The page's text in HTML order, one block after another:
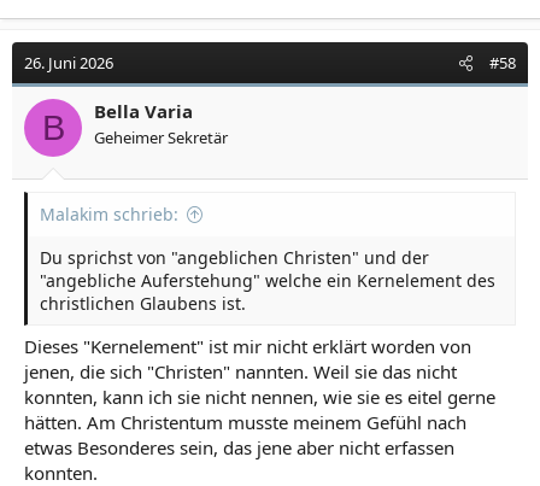
26. Juni 2026 #58
B Bella Varia
Geheimer Sekretär
Malakim schrieb:
Du sprichst von "angeblichen Christen" und der
"angebliche Auferstehung" welche ein Kernelement des
christlichen Glaubens ist.
Dieses "Kernelement" ist mir nicht erklärt worden von
jenen, die sich "Christen" nannten. Weil sie das nicht
konnten, kann ich sie nicht nennen, wie sie es eitel gerne
hätten. Am Christentum musste meinem Gefühl nach
etwas Besonderes sein, das jene aber nicht erfassen
konnten.